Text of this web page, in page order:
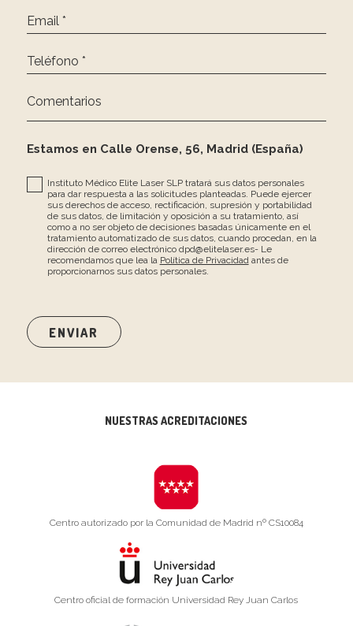
Email *
Teléfono *
Comentarios
Estamos en Calle Orense, 56, Madrid (España)
Instituto Médico Elite Laser SLP tratará sus datos personales
para dar respuesta a las solicitudes planteadas. Puede ejercer
sus derechos de acceso, rectificación, supresión y portabilidad
de sus datos, de limitación y oposición a su tratamiento, así
como a no ser objeto de decisiones basadas únicamente en el
tratamiento automatizado de sus datos, cuando procedan, en la
dirección de correo electrónico dpd@elitelaser.es- Le
recomendamos que lea la Política de Privacidadantes de
proporcionarnos sus datos personales.
NUESTRAS ACREDITACIONES
Centro autorizado por la Comunidad de Madrid nº CS10084
Centro oficial de formación Universidad Rey Juan Carlos